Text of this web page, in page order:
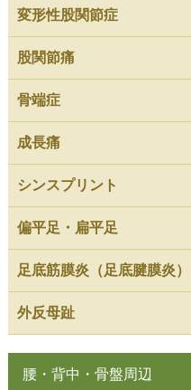
変形性股関節症
股関節痛
骨端症
成長痛
シンスプリント
偏平足・扁平足
足底筋膜炎（足底腱膜炎）
外反母趾
腰・背中・骨盤周辺